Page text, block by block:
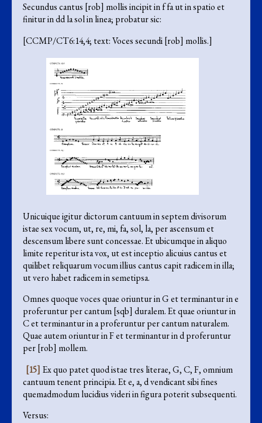
Secundus cantus [rob] mollis incipit in f fa ut in spatio et
finitur in dd la sol in linea; probatur sic:
[CCMP/CT6:14,4; text: Voces secundi [rob] mollis.]
Unicuique igitur dictorum cantuum in septem divisorum
istae sex vocum, ut, re, mi, fa, sol, la, per ascensum et
descensum libere sunt concessae. Et ubicumque in aliquo
limite reperitur ista vox, ut est inceptio alicuius cantus et
quilibet reliquarum vocum illius cantus capit radicem in illa;
ut vero habet radicem in semetipsa.
Omnes quoque voces quae oriuntur in G et terminantur in e
proferuntur per cantum [sqb] duralem. Et quae oriuntur in
C et terminantur in a proferuntur per cantum naturalem.
Quae autem oriuntur in F et terminantur in d proferuntur
per [rob] mollem.
[15] Ex quo patet quod istae tres literae, G, C, F, omnium
cantuum tenent principia. Et e, a, d vendicant sibi fines
quemadmodum lucidius videri in figura poterit subsequenti.
Versus: